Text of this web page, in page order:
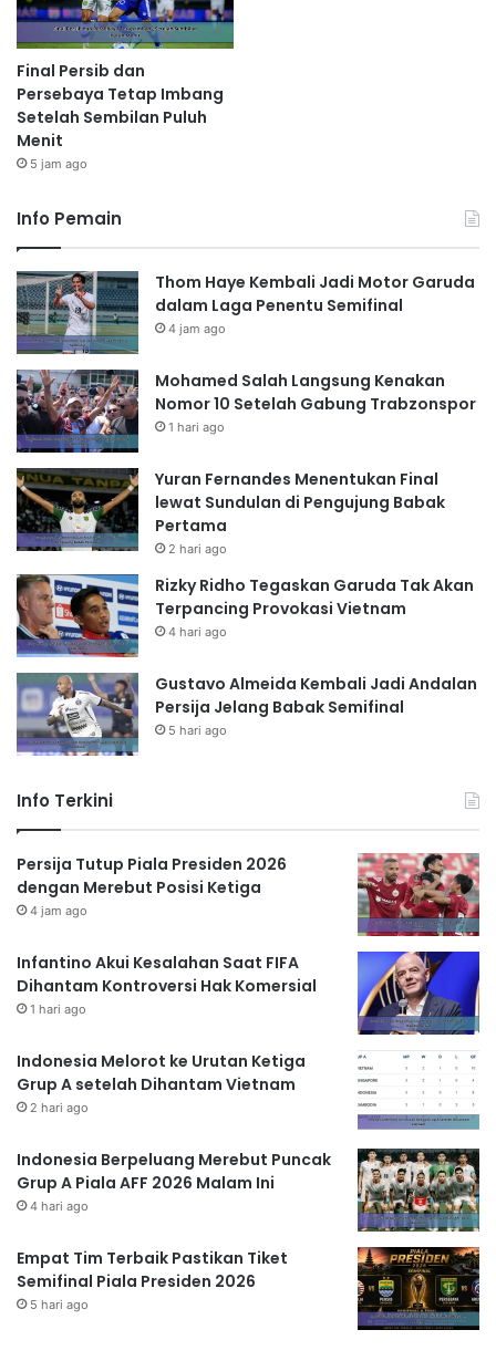
Final Persib dan
Persebaya Tetap Imbang
Setelah Sembilan Puluh
Menit
5 jam ago
Info Pemain
Thom Haye Kembali Jadi Motor Garuda
dalam Laga Penentu Semifinal
4 jam ago
Mohamed Salah Langsung Kenakan
Nomor 10 Setelah Gabung Trabzonspor
1 hari ago
Yuran Fernandes Menentukan Final
lewat Sundulan di Pengujung Babak
Pertama
2 hari ago
Rizky Ridho Tegaskan Garuda Tak Akan
Terpancing Provokasi Vietnam
4 hari ago
Gustavo Almeida Kembali Jadi Andalan
Persija Jelang Babak Semifinal
5 hari ago
Info Terkini
Persija Tutup Piala Presiden 2026
dengan Merebut Posisi Ketiga
4 jam ago
Infantino Akui Kesalahan Saat FIFA
Dihantam Kontroversi Hak Komersial
1 hari ago
Indonesia Melorot ke Urutan Ketiga
Grup A setelah Dihantam Vietnam
2 hari ago
Indonesia Berpeluang Merebut Puncak
Grup A Piala AFF 2026 Malam Ini
4 hari ago
Empat Tim Terbaik Pastikan Tiket
Semifinal Piala Presiden 2026
5 hari ago